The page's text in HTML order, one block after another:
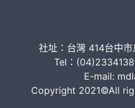
社址：台灣 414台中
Tel：
E-mail:
Copyright 2021©All